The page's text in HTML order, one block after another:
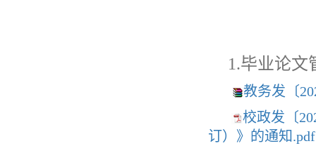
1.毕业论文
教务发〔
校政发〔
订）》的通知.pdf